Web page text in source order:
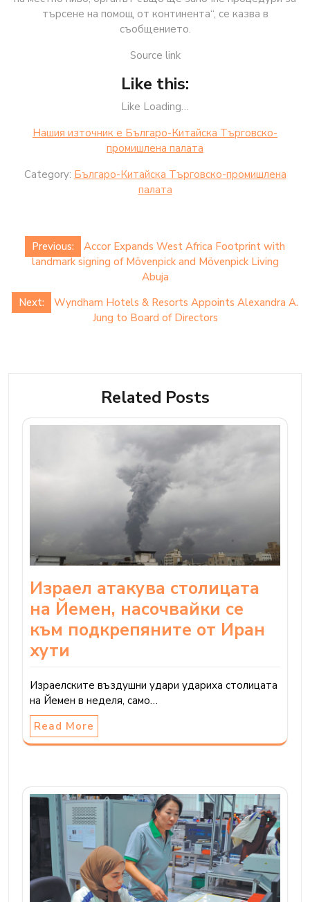
търсене на помощ от континента“, се казва в
съобщението.
Source link
Like this:
Like Loading…
Нашия източник е Българо-Китайска Търговско-
промишлена палaта
Category: Българо-Китайска Търговско-промишлена
палaта
Post
navigation
Previous:
Accor Expands West Africa Footprint with
landmark signing of Mövenpick and Mövenpick Living
Abuja
Next:
Wyndham Hotels & Resorts Appoints Alexandra A.
Jung to Board of Directors
Related Posts
Израел атакува столицата
на Йемен, насочвайки се
към подкрепяните от Иран
хути
Израелските въздушни удари удариха столицата
на Йемен в неделя, само…
Read More